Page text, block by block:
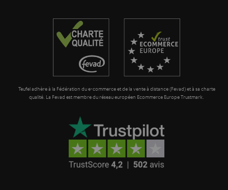
i
o
a
n
e
Teufel adhère à la Fédération du e-commerce et de la vente à distance (Fevad) et à sa charte
qualité. La Fevad est membre du réseau européen Ecommerce Europe Trustmark.